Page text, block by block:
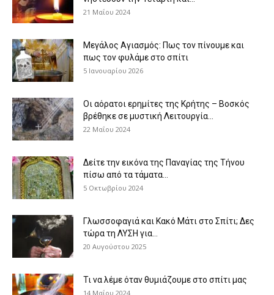
21 Μαΐου 2024
Μεγάλος Αγιασμός: Πως τον πίνουμε και
πως τον φυλάμε στο σπίτι
5 Ιανουαρίου 2026
Οι αόρατοι ερημίτες της Κρήτης – Βοσκός
βρέθηκε σε μυστική Λειτουργία...
22 Μαΐου 2024
Δείτε την εικόνα της Παναγίας της Τήνου
πίσω από τα τάματα...
5 Οκτωβρίου 2024
Γλωσσοφαγιά και Κακό Μάτι στο Σπίτι; Δες
τώρα τη ΛΥΣΗ για...
20 Αυγούστου 2025
Τι να λέμε όταν θυμιάζουμε στο σπίτι μας
14 Μαΐου 2024